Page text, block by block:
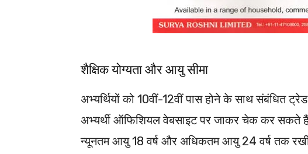
शैक्षिक योग्यता और आयु सीमा
अभ्यर्थियों को 10वीं-12वीं पास होने के साथ संबंधित
अभ्यर्थी ऑफिशियल वेबसाइट पर जाकर चेक कर सकते
न्यूनतम आयु 18 वर्ष और अधिकतम आयु 24 वर्ष तक